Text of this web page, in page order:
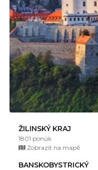
ŽILINSKÝ KRAJ
1801 ponúk
Zobrazit na mapě
BANSKOBYSTRICKÝ